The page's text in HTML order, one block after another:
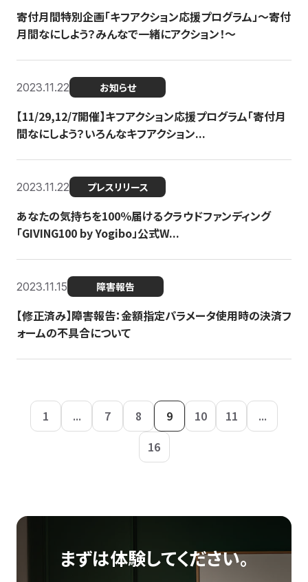
寄付月間特別企画「キフアクション応援プログラム」〜寄付
月間なにしよう？みんなで一緒にアクション！〜
2023.11.22 お知らせ
【11/29,12/7開催】キフアクション応援プログラム「寄付月
間なにしよう？いろんなキフアクション...
2023.11.22 プレスリリース
あなたの気持ちを100％届けるクラウドファンディング
「GIVING100 by Yogibo」公式W...
2023.11.15 障害報告
【修正済み】障害報告：金額指定パラメータ使用時の決済フ
ォームの不具合について
1 ... 7 8 9 10 11
...
16
まずは体験してください。